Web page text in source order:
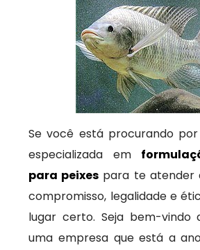
Se você está procurando
especializada em
para peixes para te atender
compromisso, legalidade e
lugar certo. Seja bem-vindo
uma empresa que está a